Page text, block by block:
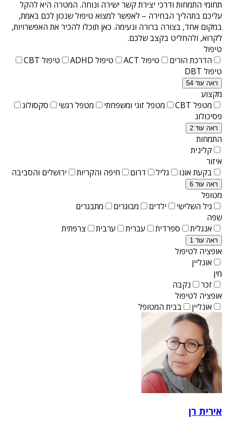
תחומי התמחות ודרכי יצירת קשר ישירה ונוחה. המטרה היא להקל
עליכם בתהליך הבחירה – לאפשר למצוא טיפול שנכון לכם באמת,
במקום אחד, בצורה ברורה ונעימה. כאן תוכלו להכיר את האפשרויות,
לקרוא, ולהחליט בקצב שלכם.
טיפול
הדרכת הורים
טיפול ACT טיפול ADHD
טיפול CBT
טיפול DBT
ראה עוד 54
מקצוע
מטפל CBT
מטפל זוגי ומשפחתי מטפל רגשי
סקסולוג
פסיכולוג
ראה עוד 2
התמחות
קלינית
איזור
בקעת אונו
גליל דרום חיפה והקריות ירושלים והסביבה
ראה עוד 6
מטופל
גיל השלישי
ילדים מבוגרים
מתבגרים
שפה
אנגלית
ספרדית עברית ערבית צרפתית
ראה עוד 1
אופציה לטיפול
אונליין
מין
זכר
נקבה
אופציה לטיפול
אונליין
בבית המטופל
אירית רן